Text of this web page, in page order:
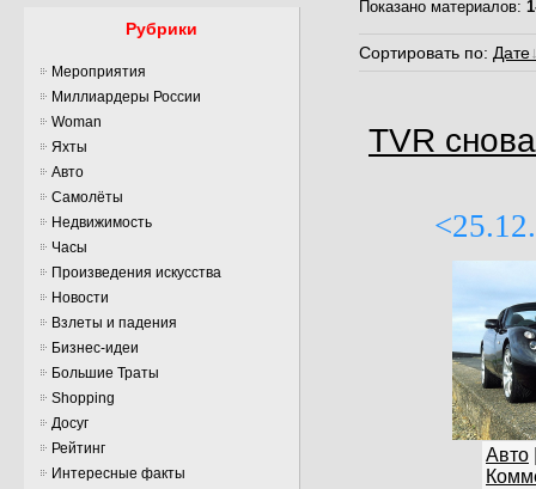
Рубрики
Мероприятия
Миллиардеры России
Woman
Яхты
Авто
Самолёты
Недвижимость
Часы
Произведения искусства
Новости
Взлеты и падения
Бизнес-идеи
Большие Траты
Shopping
Досуг
Рейтинг
Интересные факты
Показано материалов:
Сортировать по: Дате
TVR
Авто